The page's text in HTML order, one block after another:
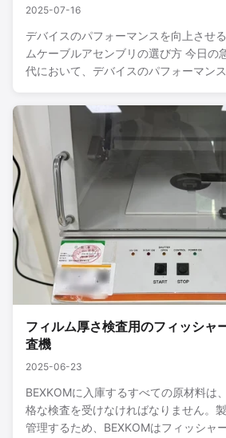
2025-07-16
デバイスのパフォーマンスを向上させ
ムケーブルアセンブリの選び方 今日の
代において、デバイスのパフォーマン
スよりも優れており、他のデバイスは
のか疑問に思ったことはありませんか
場合、カスタムケーブルアセンブリの
は、適切なカスタムケーブルアセンブ
デバイスのパフォーマンスをどのよう
きるかについて説明します。 カスタム
は？ 簡単に言うと、カスタムケーブル
の...
フィルム厚さ検査用のフィッシャ
査機
2025-06-23
BEXKOMに入庫するすべての原材料は
格な検査を受けなければなりません。
管理するため、BEXKOMはフィッシャ